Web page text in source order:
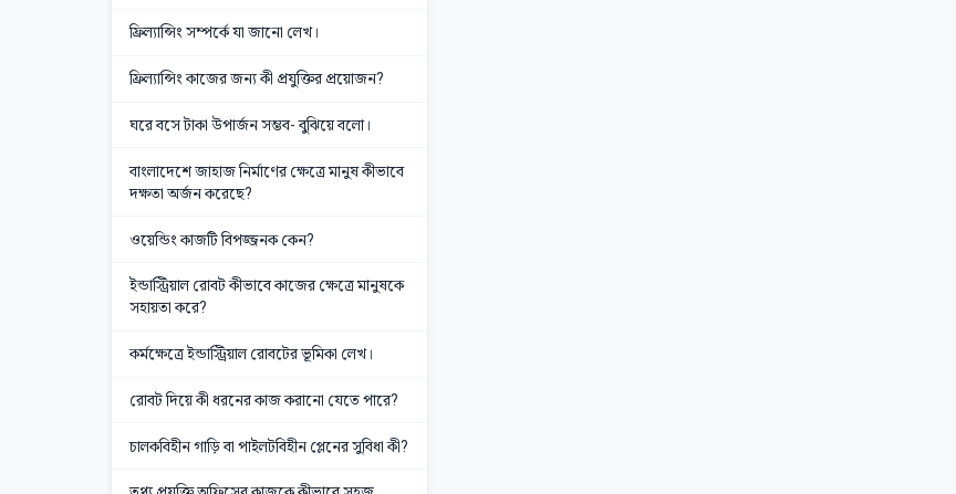
ফ্রিল্যান্সিং সম্পর্কে যা জানো লেখ।
ফ্রিল্যান্সিং কাজের জন্য কী প্রযুক্তির প্রয়োজন?
ঘরে বসে টাকা উপার্জন সম্ভব- বুঝিয়ে বলো।
বাংলাদেশে জাহাজ নির্মাণের ক্ষেত্রে মানুষ কীভাবে
দক্ষতা অর্জন করেছে?
ওয়েন্ডিং কাজটি বিপজ্জনক কেন?
ইন্ডাস্ট্রিয়াল রোবট কীভাবে কাজের ক্ষেত্রে মানুষকে
সহায়তা করে?
কর্মক্ষেত্রে ইন্ডাস্ট্রিয়াল রোবটের ভূমিকা লেখ।
রোবট দিয়ে কী ধরনের কাজ করানো যেতে পারে?
চালকবিহীন গাড়ি বা পাইলটবিহীন প্লেনের সুবিধা কী?